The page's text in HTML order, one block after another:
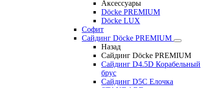
Аксессуары
Döcke PREMIUM
Döcke LUX
Софит
Сайдинг Döcke PREMIUM
Назад
Сайдинг Döcke PREMIUM
Сайдинг D4.5D Корабельный
брус
Сайдинг D5С Елочка